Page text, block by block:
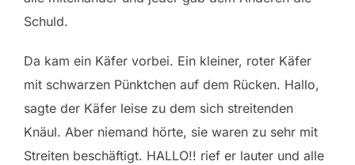
Schuld.
Da kam ein Käfer vorbei. Ein kleiner, roter Käfer
mit schwarzen Pünktchen auf dem Rücken. Hallo,
sagte der Käfer leise zu dem sich streitenden
Knäul. Aber niemand hörte, sie waren zu sehr mit
Streiten beschäftigt. HALLO!! rief er lauter und alle